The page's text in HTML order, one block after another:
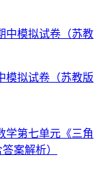
模拟试卷（苏教版